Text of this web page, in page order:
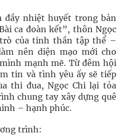
đầy nhiệt huyết trong bản
ca đoàn kết”, thôn Ngọc
của tinh thần tập thể –
nên diện mạo mới cho
mạnh mẽ. Từ đêm hội
tin và tình yêu ấy sẽ tiếp
thi đua, Ngọc Chi lại tỏa
chung tay xây dựng quê
– hạnh phúc.
trình: